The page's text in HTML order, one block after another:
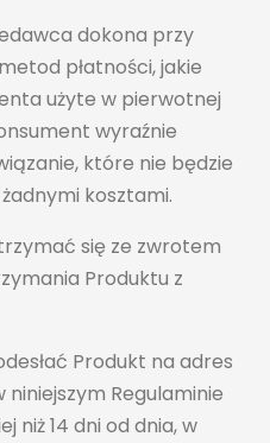
dokona przy
płatności, jakie
użyte w pierwotnej
wyraźnie
które nie będzie
kosztami.
się ze zwrotem
Produktu z
Produkt na adres
Regulaminie
niż 14 dni od dnia, w